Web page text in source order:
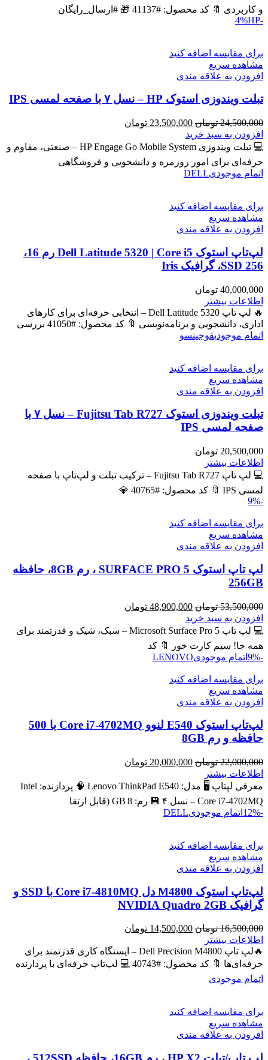
است.
و کاربردی 🔖 کد محصول: #41137 🎁 #ارسال_رایگان
-4%
HP
برای مقایسه اضافه کنید
مشاهده سریع
افزودن به علاقه مندی
تبلت ویندوزی استوک HP – نسل ۷ با صفحه لمسی IPS
24,500,000 تومان قیمت
اصلی
24,500,000 تومان
23,500,000 تومان
23,500,000 تومان
افزودن به سبد خرید
💻 تبلت ویندوزی HP Engage Go Mobile System – صنعتی، مقاوم و
حرفه‌ای برای امور روزمره و دانشجویی و فروشگاهی
اتمام موجودیDELL
برای مقایسه اضافه کنید
مشاهده سریع
افزودن به علاقه مندی
لپ‌تاپ استوک Dell Latitude 5320 | Core i5 رم 16،
SSD 256، گرافیک Iris
40,000,000 تومان
اطلاعات بیشتر
🔥 لپ تاپ Dell Latitude 5320 – انتخابی حرفه‌ای برای کارهای
اداری، دانشجویی و برنامه‌نویسی 🔖 کد محصول: #41050 بررسی
اتمام موجودیفوجیتسو
برای مقایسه اضافه کنید
مشاهده سریع
افزودن به علاقه مندی
تبلت ویندوزی استوک Fujitsu Tab R727 – نسل ۷ با
صفحه لمسی IPS
20,500,000 تومان
اطلاعات بیشتر
💻 لپ تاپ Fujitsu Tab R727 – ترکیب تبلت و لپ‌تاپ با صفحه
لمسی IPS 🔖 کد محصول: #40765 💎
-9%
برای مقایسه اضافه کنید
مشاهده سریع
افزودن به علاقه مندی
لپ تاپ استوک SURFACE PRO 5 ، رم 8GB، حافظه
256GB
53,500,000 تومان قیمت
اصلی
53,500,000 تومان
48,900,000 تومان
48,900,000 تومان
افزودن به سبد خرید
💻 لپ تاپ Microsoft Surface Pro 5 – سبک، شیک و قدرتمند برای
همه جا! سیم کارت خور 🔖 کد
-9%
اتمام موجودیLENOVO
برای مقایسه اضافه کنید
مشاهده سریع
افزودن به علاقه مندی
لپ‌تاپ استوک E540 لنوو Core i7-4702MQ با 500
حافظه و رم 8GB
22,000,000 تومان قیمت
22,000,000 تومان
20,000,000 تومان
20,000,000 تومان
است.
اطلاعات بیشتر
معرفی لپتاپ 🖥️ مدل: Lenovo ThinkPad E540 🧠 پردازنده: Intel
Core i7‑4702MQ – نسل ۴ 💾 رم: 8 GB (قابل ارتقا
-12%
اتمام موجودیDELL
برای مقایسه اضافه کنید
مشاهده سریع
افزودن به علاقه مندی
لپ‌تاپ استوک M4800 دل Core i7-4810MQ با SSD و
گرافیک NVIDIA Quadro 2GB
16,500,000 تومان قیمت
16,500,000 تومان
بود.
14,500,000 تومان
14,500,000 تومان
است.
اطلاعات بیشتر
🔥لپ تاپ Dell Precision M4800 – ایستگاه کاری قدرتمند برای
حرفه‌ای‌ها 🔖 کد محصول: #40743 💻 لپ‌تاپ حرفه‌ای با پردازنده
اتمام موجودی
برای مقایسه اضافه کنید
مشاهده سریع
افزودن به علاقه مندی